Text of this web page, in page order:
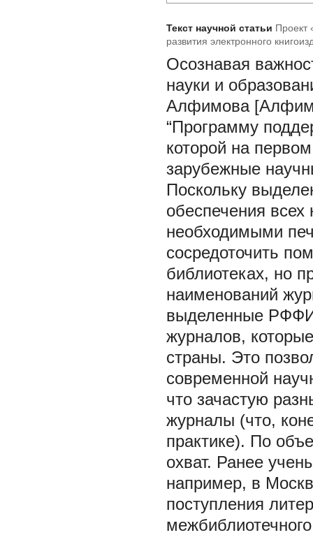
Текст научной статьи Проект
развития электронного
Осознавая
науки и
Алфимова
“Программу
которой на
зарубежные
Поскольку
обеспечения
необходимыми
сосредоточить
библиотеках, но
наименований
выделенные
журналов,
страны. Это
современной
что зачастую
журналы (что,
практике). По
охват. Ранее
например, в
поступления